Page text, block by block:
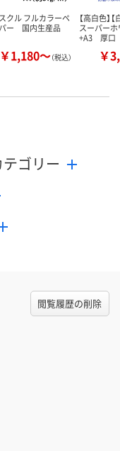
クル フルカラーペ
ー 国内生産品
￥1,180～（税込）
【高白色】
スーパー
+A3 厚
￥
ゴリー
閲覧履歴の削除